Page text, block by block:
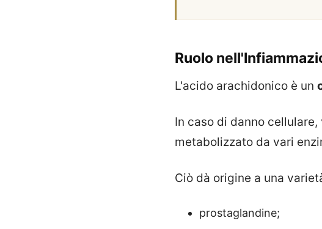
Ruolo
L'acido arachidonico è un
In caso di danno
metabolizzato da vari
Ciò dà origine a una
prostaglandine;